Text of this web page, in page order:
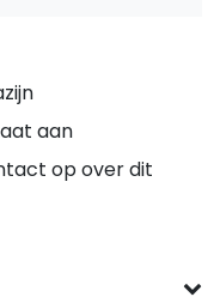
aan
op over dit